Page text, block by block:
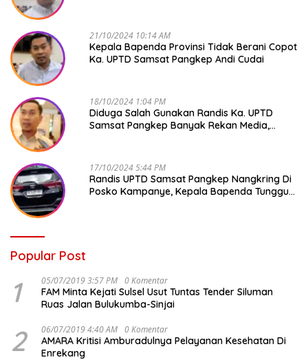
21/10/2024 10:14 AM
Kepala Bapenda Provinsi Tidak Berani Copot
Ka. UPTD Samsat Pangkep Andi Cudai
18/10/2024 1:04 PM
Diduga Salah Gunakan Randis Ka. UPTD
Samsat Pangkep Banyak Rekan Media,
17/10/2024 5:44 PM
Randis UPTD Samsat Pangkep Nangkring Di
Posko Kampanye, Kepala Bapenda Tunggu
Popular Post
1 05/07/2019 3:57 PM 0 Komentar
FAM Minta Kejati Sulsel Usut Tuntas Tender Siluman
Ruas Jalan Bulukumba-Sinjai
2 06/07/2019 4:40 AM 0 Komentar
AMARA Kritisi Amburadulnya Pelayanan Kesehatan Di
Enrekang